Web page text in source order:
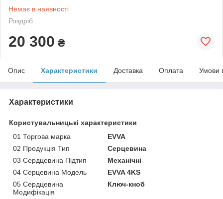
Немає в наявності
Роздріб
20 300 ₴
Опис Характеристики Доставка Оплата Умови
Характеристики
Користувальницькі характеристики
01 Торгова марка
EVVA
02 Продукція Тип
Серцевина
03 Сердцевина Підтип
Механічні
04 Серцевина Модель
EVVA 4KS
05 Сердцевина
Модифікація
Ключ-кноб